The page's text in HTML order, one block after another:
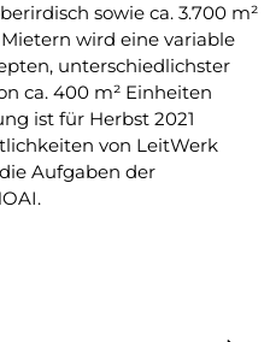
sowie ca. 3.700 m²
wird eine variable
unterschiedlichster
ca. 400 m² Einheiten
ist für Herbst 2021
von LeitWerk
Aufgaben der